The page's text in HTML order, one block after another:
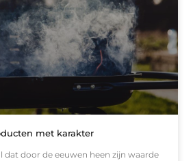
met karakter
dat door de eeuwen heen zijn waarde